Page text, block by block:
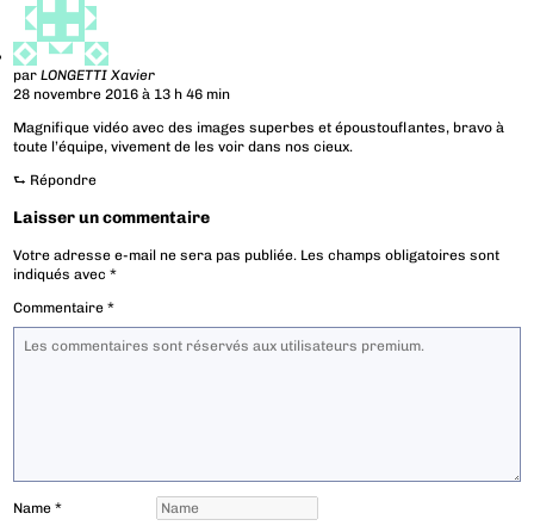
parLONGETTI Xavier
28 novembre 2016 à 13 h 46 min
Magnifique vidéo avec des images superbes et époustouflantes, bravo à
toute l’équipe, vivement de les voir dans nos cieux.
⮑ Répondre
Laisser un commentaire
Votre adresse e-mail ne sera pas publiée. Les champs obligatoires sont
indiqués avec*
Commentaire*
Name*